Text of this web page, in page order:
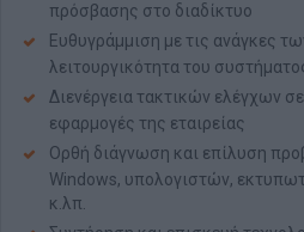
πρόσβασης στο διαδίκτυο
Ευθυγράμμιση με τις ανάγκες
λειτουργικότητα του
Διενέργεια τακτικών ελέγχων
εφαρμογές της εταιρείας
Ορθή διάγνωση και επίλυση
Windows, υπολογιστών,
κ.λπ.